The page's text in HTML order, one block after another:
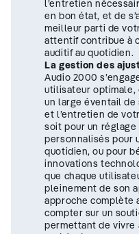
l’entretien
en bon état, et de
meilleur parti de
attentif contribue à
auditif au quotidien.
La gestion des
Audio 2000
utilisateur
un large éventail de
et l’entretien de
soit pour un
personnalisés pour
quotidien, ou pour
innovations
que chaque
pleinement de son
approche complète
compter sur un
permettant de vivre